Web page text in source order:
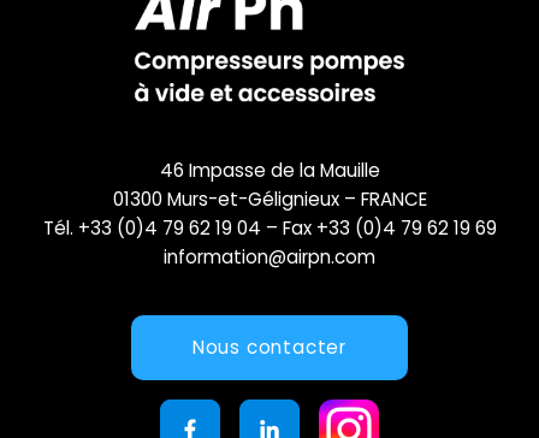
46 Impasse de la Mauille
01300 Murs-et-Gélignieux – FRANCE
Tél. +33 (0)4 79 62 19 04 – Fax +33 (0)4 79 62 19 69
information@airpn.com
Nous contacter